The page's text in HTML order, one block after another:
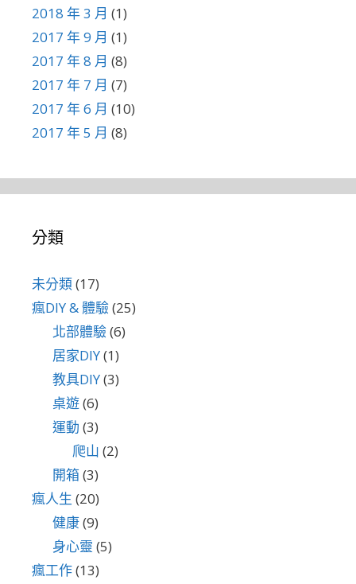
2018 年 3 月 (1)
2017 年 9 月 (1)
2017 年 8 月 (8)
2017 年 7 月 (7)
2017 年 6 月 (10)
2017 年 5 月 (8)
分類
未分類(17)
瘋DIY & 體驗(25)
北部體驗(6)
居家DIY(1)
教具DIY(3)
桌遊(6)
運動 (3)
爬山 (2)
開箱(3)
瘋人生 (20)
健康(9)
身心靈 (5)
瘋工作(13)